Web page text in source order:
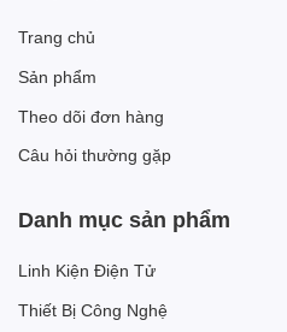
Trang chủ
Sản phẩm
Theo dõi đơn hàng
Câu hỏi thường gặp
Danh mục sản phẩm
Linh Kiện Điện Tử
Thiết Bị Công Nghệ